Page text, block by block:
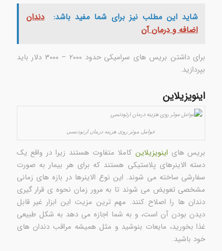
شاید این مطلب نیز برای شما مفید باشد:
دندان
اضافه و درمان آن
برای داشتن بریس های سرامیکی حدود ۲۰۰۰ – ۳۰۰۰ دلار باید
بپردازید.
اینویزیلاین
عوامل موثر روی هزینه درمان ارتودنسی
بریس های اینویزیلاینکاملا متفاوت هستند زیرا در واقع یک
دسته الاینرهای پلاستیکی هستند که برای هر بیمار به صورت
سفارشی ساخته می شوند. این نوع الاینرها در بازه های زمانی
مشخصی تعویض می شوند تا به مرور زمان نحوه ی قرار گیری
دندان ها را اصلاح کنند. مهم ترین مزیت این ابزار غیر قابل
دیدن بودن آن است، و به شما اجازه می دهد به شکل طبیعی
غذا بخورید، مایعات بنوشید و مثل همیشه مراقب دندان های
خود باشید.